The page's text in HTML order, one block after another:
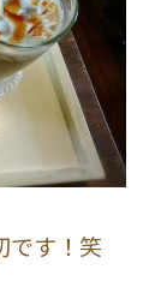
です！笑